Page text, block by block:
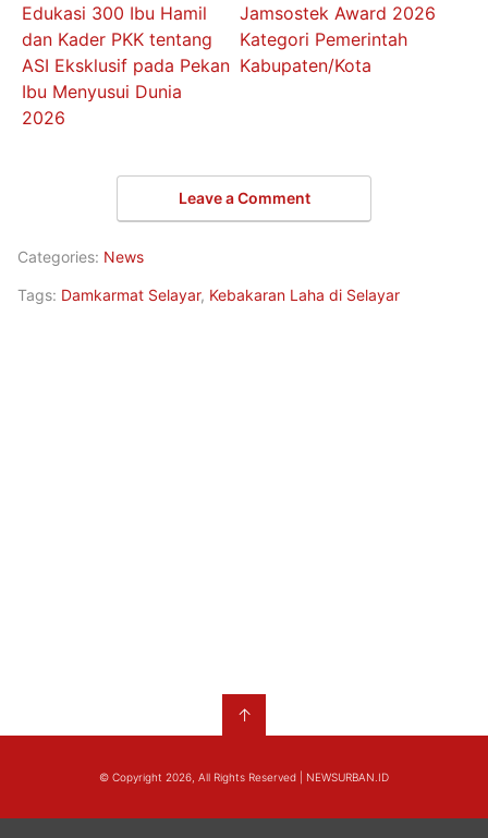
Edukasi 300 Ibu Hamil
dan Kader PKK tentang
ASI Eksklusif pada Pekan
Ibu Menyusui Dunia
2026
Jamsostek Award 2026
Kategori Pemerintah
Kabupaten/Kota
Leave a Comment
Categories: News
Tags: Damkarmat Selayar, Kebakaran Laha di Selayar
↑
© Copyright 2026, All Rights Reserved | NEWSURBAN.ID